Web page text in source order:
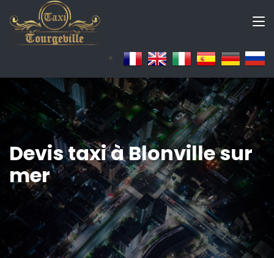
Devis taxi à Blonville sur
mer